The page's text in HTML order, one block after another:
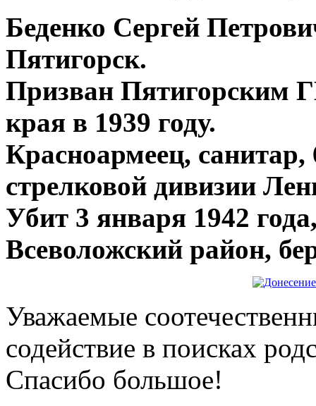
Беденко Сергей
Пятигорск.
Призван Пятигорским
края в 1939 году.
Красноармеец, санитар,
стрелковой дивизии
Убит 3 января 1942
Всеволожский район,
Уважаемые
содействие в поисках
Спасибо большое!